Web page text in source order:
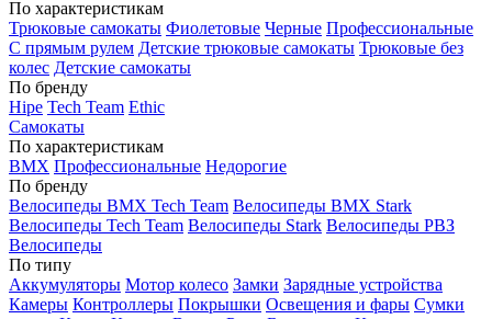
По характеристикам
Трюковые самокаты Фиолетовые Черные Профессиональные
С прямым рулем Детские трюковые самокаты Трюковые без
колес Детские самокаты
По бренду
Hipe Tech Team Ethic
Самокаты
По характеристикам
BMX Профессиональные Недорогие
По бренду
Велосипеды BMX Tech Team Велосипеды BMX Stark
Велосипеды Tech Team Велосипеды Stark Велосипеды РВЗ
Велосипеды
По типу
Аккумуляторы Мотор колесо Замки Зарядные устройства
Камеры Контроллеры Покрышки Освещения и фары Сумки